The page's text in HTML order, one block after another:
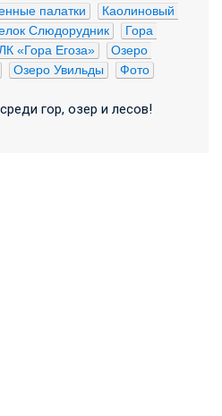
палатки
Каолиновый
Слюдорудник
Гора
«Гора Егоза»
Озеро
Озеро Увильды
Фото
гор, озер и лесов!